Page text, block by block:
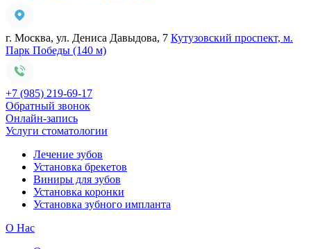
г. Москва, ул. Дениса Давыдова, 7 Кутузовский проспект, м.
Парк Победы (140 м)
+7 (985) 219-69-17
Обратный звонок
Онлайн-запись
Услуги стоматологии
Лечение зубов
Установка брекетов
Виниры для зубов
Установка коронки
Установка зубного импланта
О Нас